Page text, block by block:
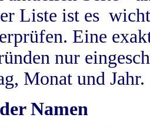
Liste ist es
Eine
nur
Monat und Jahr.
Namen